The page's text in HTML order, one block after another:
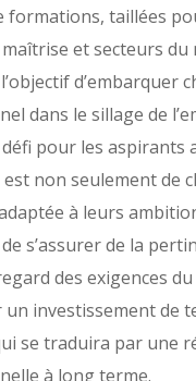
formations, taillées
et secteurs du
d’embarquer
dans le sillage de
pour les aspirants
non seulement de
à leurs
s’assurer de la
des exigences
investissement de
se traduira par une
à long terme.